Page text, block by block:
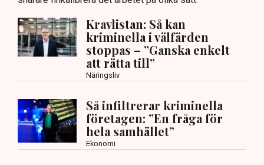
Kravlistan: Så kan
kriminella i välfärden
stoppas – ”Ganska enkelt
att rätta till”
Näringsliv
Så infiltrerar kriminella
företagen: ”En fråga för
hela samhället”
Ekonomi